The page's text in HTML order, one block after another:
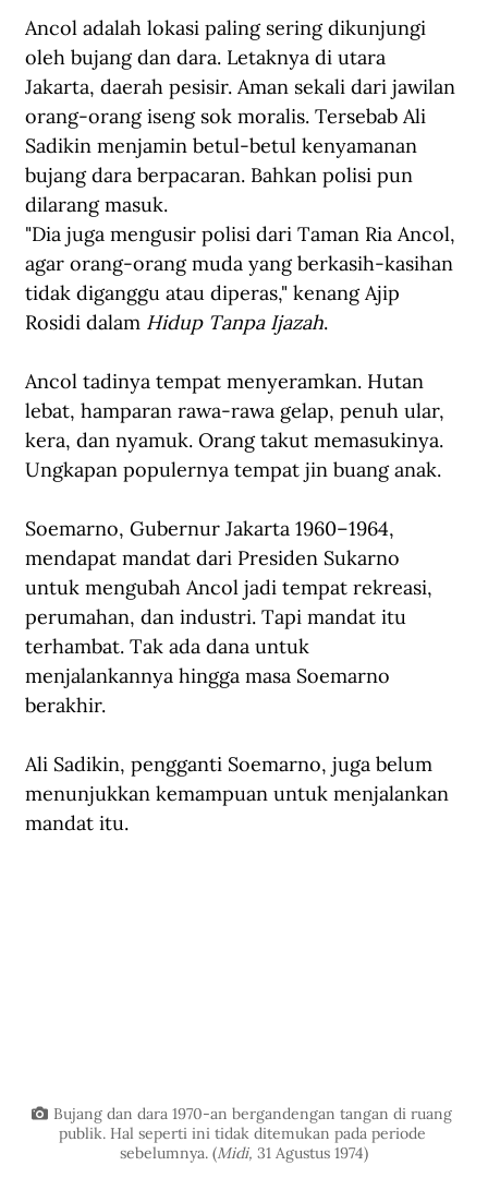
Ancol adalah lokasi paling sering dikunjungi
oleh bujang dan dara. Letaknya di utara
Jakarta, daerah pesisir. Aman sekali dari jawilan
orang-orang iseng sok moralis. Tersebab Ali
Sadikin menjamin betul-betul kenyamanan
bujang dara berpacaran. Bahkan polisi pun
dilarang masuk.
"Dia juga mengusir polisi dari Taman Ria Ancol,
agar orang-orang muda yang berkasih-kasihan
tidak diganggu atau diperas," kenang Ajip
Rosidi dalam Hidup Tanpa Ijazah.
Ancol tadinya tempat menyeramkan. Hutan
lebat, hamparan rawa-rawa gelap, penuh ular,
kera, dan nyamuk. Orang takut memasukinya.
Ungkapan populernya tempat jin buang anak.
Soemarno, Gubernur Jakarta 1960–1964,
mendapat mandat dari Presiden Sukarno
untuk mengubah Ancol jadi tempat rekreasi,
perumahan, dan industri. Tapi mandat itu
terhambat. Tak ada dana untuk
menjalankannya hingga masa Soemarno
berakhir.
Ali Sadikin, pengganti Soemarno, juga belum
menunjukkan kemampuan untuk menjalankan
mandat itu.
Bujang dan dara 1970-an bergandengan tangan di ruang
publik. Hal seperti ini tidak ditemukan pada periode
sebelumnya. (Midi, 31 Agustus 1974)